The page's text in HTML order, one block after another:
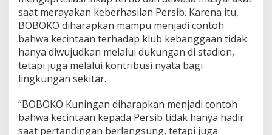
saat merayakan keberhasilan Persib. Karena itu,
BOBOKO diharapkan mampu menjadi contoh
bahwa kecintaan terhadap klub kebanggaan tidak
hanya diwujudkan melalui dukungan di stadion,
tetapi juga melalui kontribusi nyata bagi
lingkungan sekitar.
“BOBOKO Kuningan diharapkan menjadi contoh
bahwa kecintaan kepada Persib tidak hanya hadir
saat pertandingan berlangsung, tetapi juga